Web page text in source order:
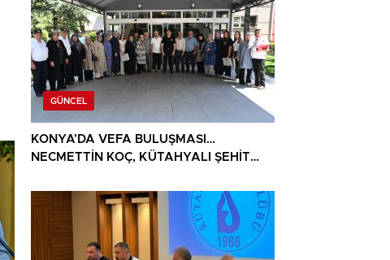
GÜNCEL
KONYA’DA VEFA BULUŞMASI…
NECMETTİN KOÇ, KÜTAHYALI ŞEHİT